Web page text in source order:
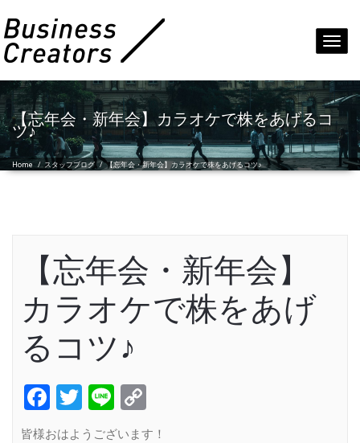
【忘年会・新年会】カラオケで株をあげるコ
ツ♪
Home / スタッフブログ /【忘年会・新年会】カラオケで株をあげるコツ♪
【忘年会・新年会】
カラオケで株をあげ
るコツ♪
Facebook
Twitter
Line
Link
皆様おはようございます！